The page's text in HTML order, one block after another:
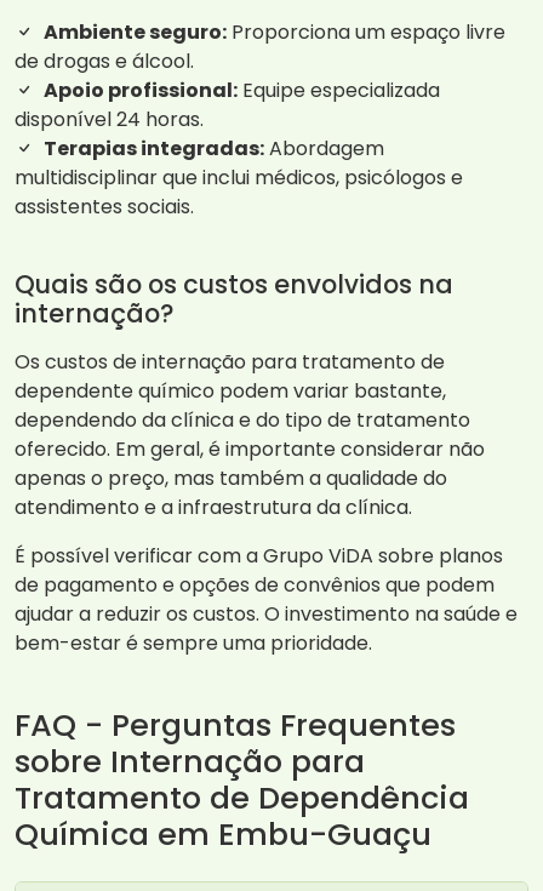
Ambiente seguro: Proporciona um espaço livre
de drogas e álcool.
Apoio profissional: Equipe especializada
disponível 24 horas.
Terapias integradas:Abordagem
multidisciplinar que inclui médicos, psicólogos e
assistentes sociais.
Quais são os custos envolvidos na
internação?
Os custos de internação para tratamento de
dependente químico podem variar bastante,
dependendo da clínica e do tipo de tratamento
oferecido. Em geral, é importante considerar não
apenas o preço, mas também a qualidade do
atendimento e a infraestrutura da clínica.
É possível verificar com a Grupo ViDA sobre planos
de pagamento e opções de convênios que podem
ajudar a reduzir os custos. O investimento na saúde e
bem-estar é sempre uma prioridade.
FAQ - Perguntas Frequentes
sobre Internação para
Tratamento de Dependência
Química em Embu-Guaçu